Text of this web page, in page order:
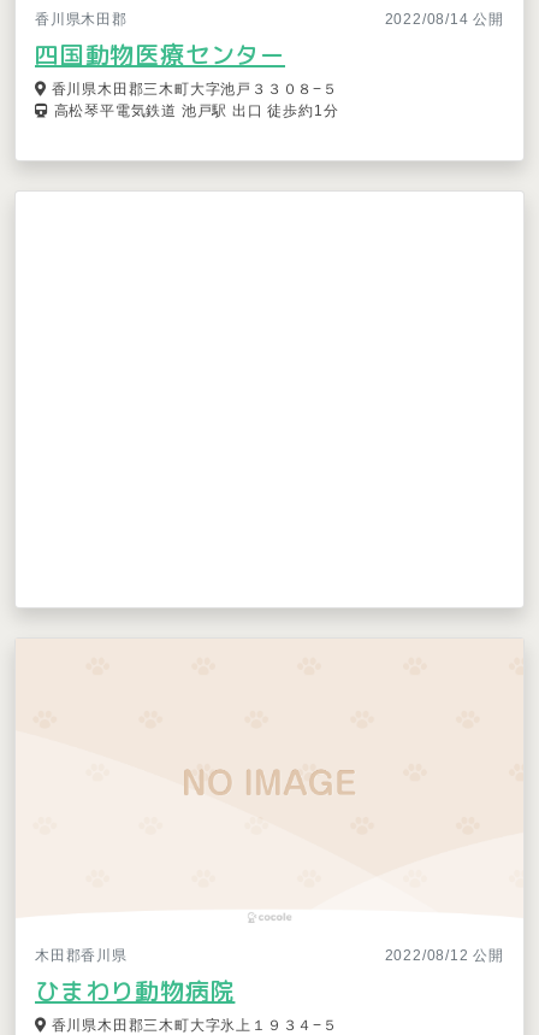
香川県木田郡 2022/08/14 公開
四国動物医療センター
香川県木田郡三木町大字池戸３３０８−５
高松琴平電気鉄道 池戸駅 出口 徒歩約1分
木田郡香川県 2022/08/12 公開
ひまわり動物病院
香川県木田郡三木町大字氷上１９３４−５